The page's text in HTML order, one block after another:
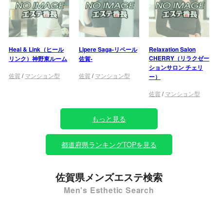
Heal & Link（ヒール
リンク）神野東ルーム
佐賀 /マンション型
Lipere Saga-リペール
佐賀-
佐賀 /マンション型
Relaxation Salon
CHERRY（リラクゼー
ションサロン チェリ
ー）
佐賀 /マンション型
もっと見る
都道府県ランキングTOPを見る
佐賀県メンズエステ検索
Men's Esthetic Search